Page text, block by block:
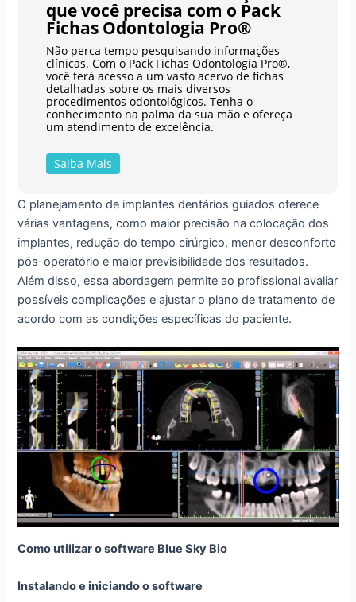
que você precisa com o Pack
Fichas Odontologia Pro®
Não perca tempo pesquisando informações
clínicas. Com o Pack Fichas Odontologia Pro®,
você terá acesso a um vasto acervo de fichas
detalhadas sobre os mais diversos
procedimentos odontológicos. Tenha o
conhecimento na palma da sua mão e ofereça
um atendimento de excelência.
Saiba Mais
O planejamento de implantes dentários guiados oferece
várias vantagens, como maior precisão na colocação dos
implantes, redução do tempo cirúrgico, menor desconforto
pós-operatório e maior previsibilidade dos resultados.
Além disso, essa abordagem permite ao profissional avaliar
possíveis complicações e ajustar o plano de tratamento de
acordo com as condições específicas do paciente.
Como utilizar o software Blue Sky Bio
Instalando e iniciando o software